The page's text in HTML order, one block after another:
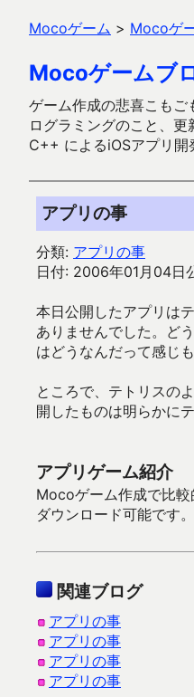
Mocoゲーム > Mocoゲ
Mocoゲームブ
ゲーム作成の悲喜こも
ログラミングのこと、
C++ によるiOSアプリ開
アプリの事
分類: アプリの事
日付: 2006年01月04日
本日公開したアプリは
ありませんでした。ど
はどうなんだって感じも
ところで、テトリスの
開したものは明らかに
アプリゲーム紹介
Mocoゲーム作成で比
ダウンロード可能です。
関連ブログ
アプリの事
アプリの事
アプリの事
アプリの事